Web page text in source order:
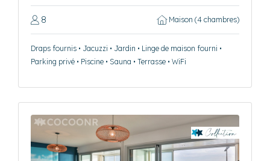
8 Maison (4 chambres)
Draps fournis • Jacuzzi • Jardin • Linge de maison fourni •
Parking privé • Piscine • Sauna • Terrasse • WiFi